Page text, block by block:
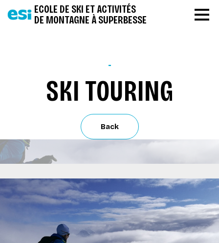
ECOLE DE SKI ET ACTIVITÉS
DE MONTAGNE À SUPERBESSE
SKI TOURING
-
Back